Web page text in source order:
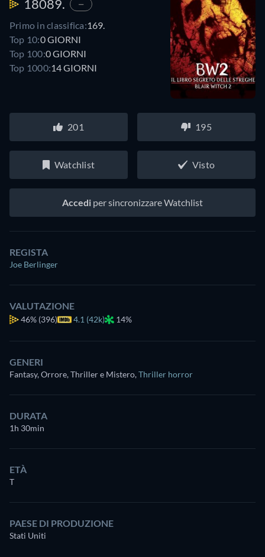
18089. —
Primo in classifica:169.
Top 10:0 GIORNI
Top 100:0 GIORNI
Top 1000:14 GIORNI
201 195
Watchlist Visto
Accedi per sincronizzare Watchlist
REGISTA
Joe Berlinger
VALUTAZIONE
46% (396) 4.1 (42k) 14%
GENERI
Fantasy, Orrore, Thriller e Mistero,Thriller horror
DURATA
1h 30min
ETÀ
T
PAESE DI PRODUZIONE
Stati Uniti